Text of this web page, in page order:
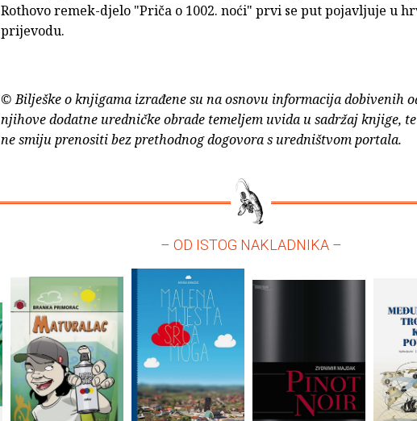
Rothovo remek-djelo "Priča o 1002. noći" prvi se put pojavljuje u
prijevodu.
© Bilješke o knjigama izrađene su na osnovu informacija dobivenih
njihove dodatne uredničke obrade temeljem uvida u sadržaj knjige,
ne smiju prenositi bez prethodnog dogovora s uredništvom portala.
– OD ISTOG NAKLADNIKA –